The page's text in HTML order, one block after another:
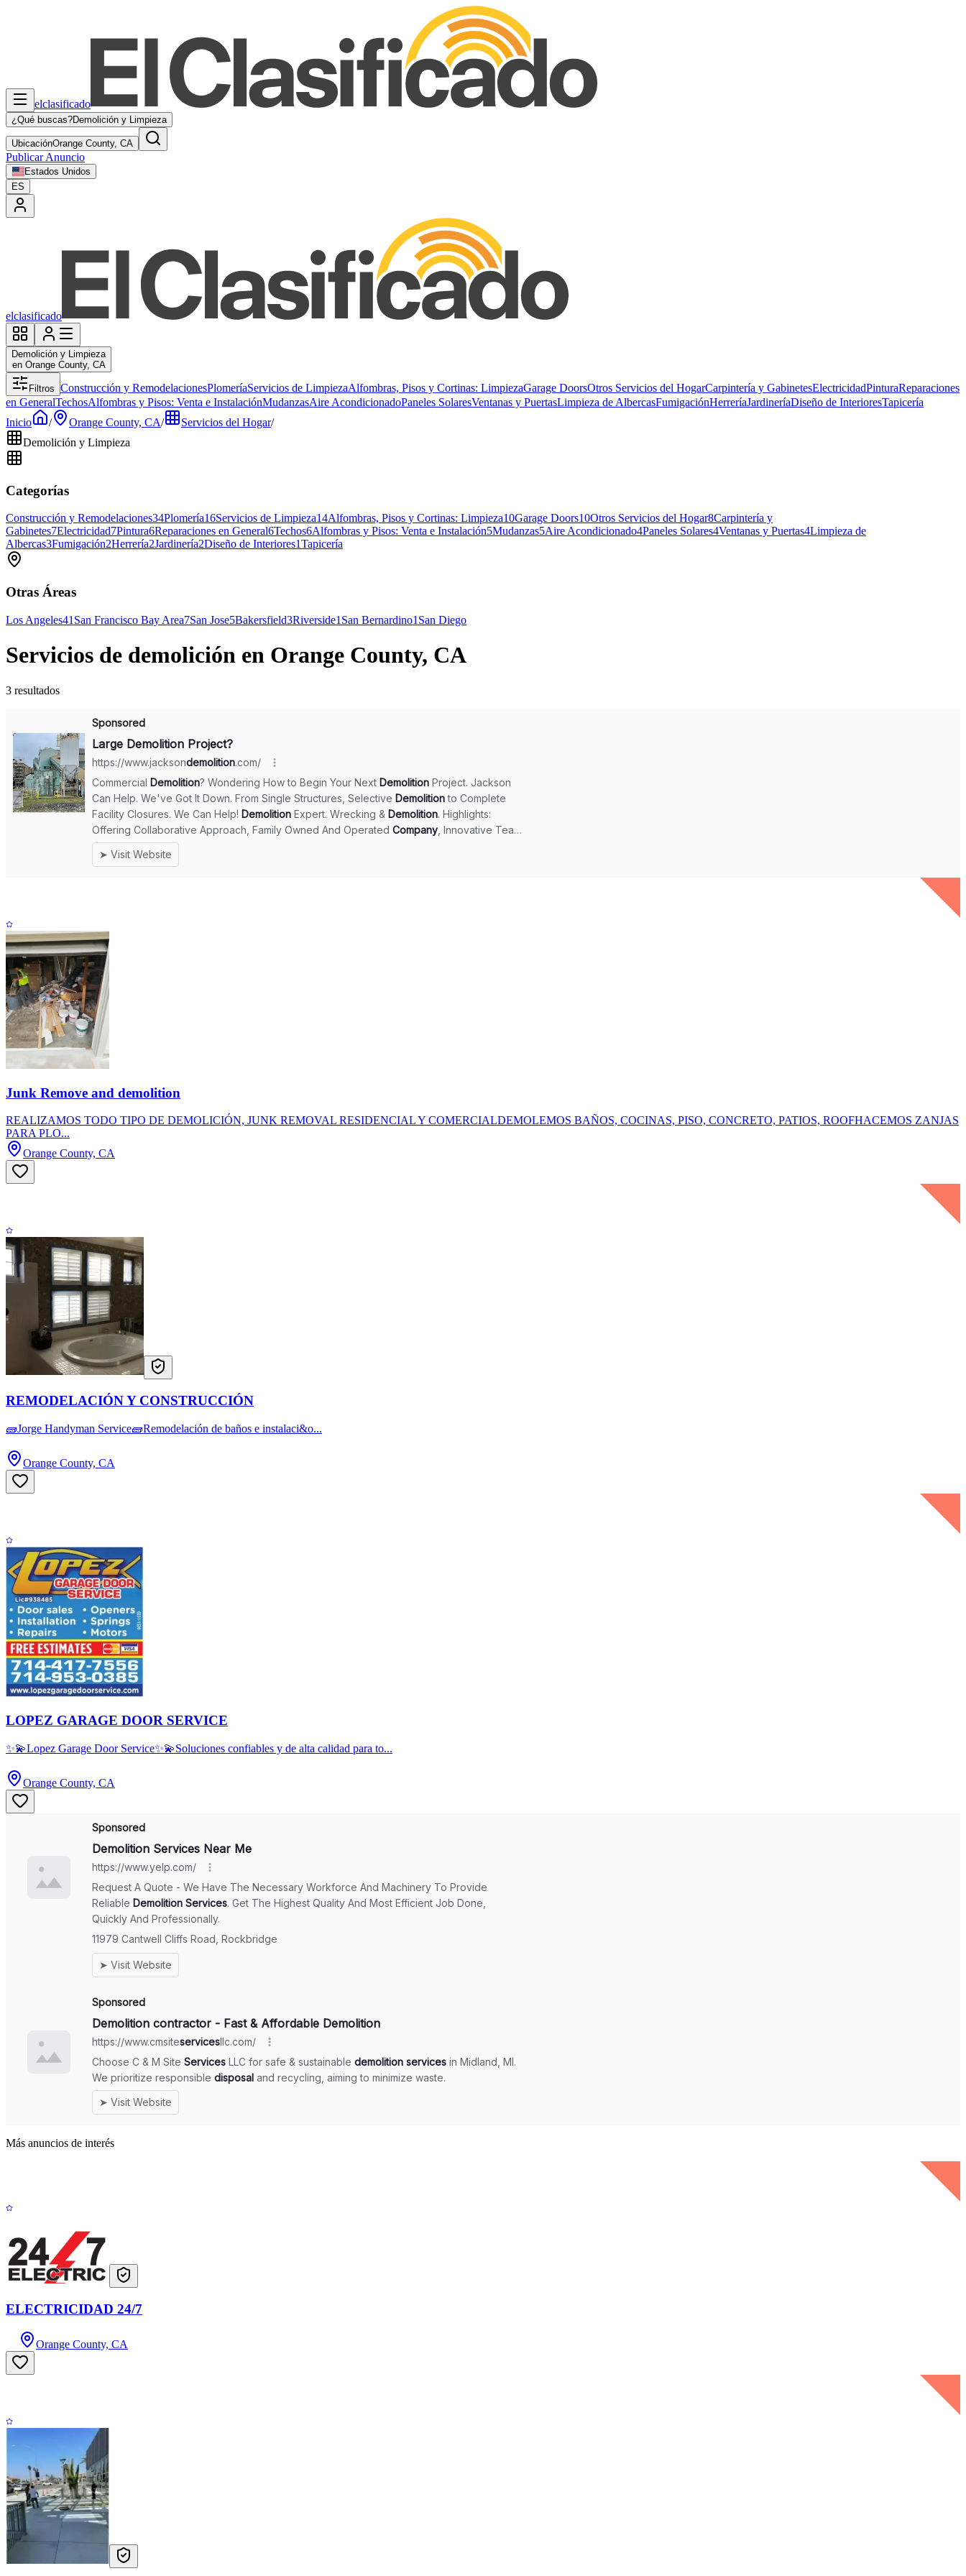
elclasificado
¿Qué buscas?Demolición y Limpieza
UbicaciónOrange County, CA
Publicar Anuncio
Estados Unidos
ES
elclasificado
Demolición y Limpieza
en Orange County, CA
Filtros Construcción y RemodelacionesPlomeríaServicios de LimpiezaAlfombras, Pisos y Cortinas: LimpiezaGarage DoorsOtros Servicios del HogarCarpintería y GabinetesElectricidadPinturaReparaciones
en GeneralTechosAlfombras y Pisos: Venta e InstalaciónMudanzasAire AcondicionadoPaneles SolaresVentanas y PuertasLimpieza de AlbercasFumigaciónHerreríaJardineríaDiseño de InterioresTapicería
Inicio
/ Orange County, CA/ Servicios del Hogar/
Demolición y Limpieza
Categorías
Construcción y Remodelaciones34Plomería16Servicios de Limpieza14Alfombras, Pisos y Cortinas: Limpieza10Garage Doors10Otros Servicios del Hogar8Carpintería y
Gabinetes7Electricidad7Pintura6Reparaciones en General6Techos6Alfombras y Pisos: Venta e Instalación5Mudanzas5Aire Acondicionado4Paneles Solares4Ventanas y Puertas4Limpieza de
Albercas3Fumigación2Herrería2Jardinería2Diseño de Interiores1Tapicería
Otras Áreas
Los Angeles41 San Francisco Bay Area7San Jose5Bakersfield3Riverside1 San Bernardino1 San Diego
Servicios de demolición en Orange County, CA
3 resultados
Junk Remove and demolition
REALIZAMOS TODO TIPO DE DEMOLICIÓN, JUNK REMOVAL RESIDENCIAL Y COMERCIALDEMOLEMOS BAÑOS, COCINAS, PISO, CONCRETO, PATIOS, ROOFHACEMOS ZANJAS
PARA PLO...
Orange County, CA
REMODELACIÓN Y CONSTRUCCIÓN
🧱Jorge Handyman Service🧱Remodelación de baños e instalaci&o...
Orange County, CA
LOPEZ GARAGE DOOR SERVICE
✨💫Lopez Garage Door Service✨💫Soluciones confiables y de alta calidad para to...
Orange County, CA
Más anuncios de interés
ELECTRICIDAD 24/7
Orange County, CA